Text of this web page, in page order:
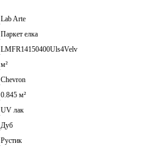
Lab Arte
Паркет елка
LMFR14150400Uls4Velv
м²
Chevron
0.845 м²
UV лак
Дуб
Рустик